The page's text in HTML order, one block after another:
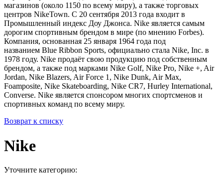
магазинов (около 1150 по всему миру), а также торговых
центров NikeTown. С 20 сентября 2013 года входит в
Промышленный индекс Доу Джонса. Nike является самым
дорогим спортивным брендом в мире (по мнению Forbes).
Компания, основанная 25 января 1964 года под
названием Blue Ribbon Sports, официально стала Nike, Inc. в
1978 году. Nike продаёт свою продукцию под собственным
брендом, а также под марками Nike Golf, Nike Pro, Nike +, Air
Jordan, Nike Blazers, Air Force 1, Nike Dunk, Air Max,
Foamposite, Nike Skateboarding, Nike CR7, Hurley International,
Converse. Nike является спонсором многих спортсменов и
спортивных команд по всему миру.
Возврат к списку
Nike
Уточните категорию: